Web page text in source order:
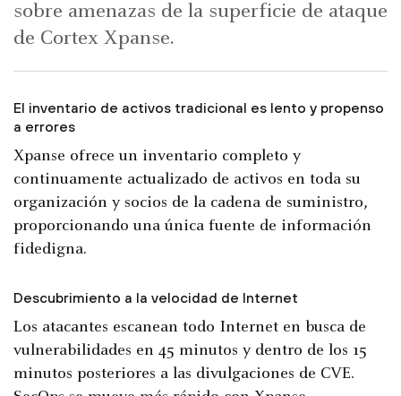
sobre amenazas de la superficie de ataque
de Cortex Xpanse.
El inventario de activos tradicional es lento y propenso
a errores
Xpanse ofrece un inventario completo y
continuamente actualizado de activos en toda su
organización y socios de la cadena de suministro,
proporcionando una única fuente de información
fidedigna.
Descubrimiento a la velocidad de Internet
Los atacantes escanean todo Internet en busca de
vulnerabilidades en 45 minutos y dentro de los 15
minutos posteriores a las divulgaciones de CVE.